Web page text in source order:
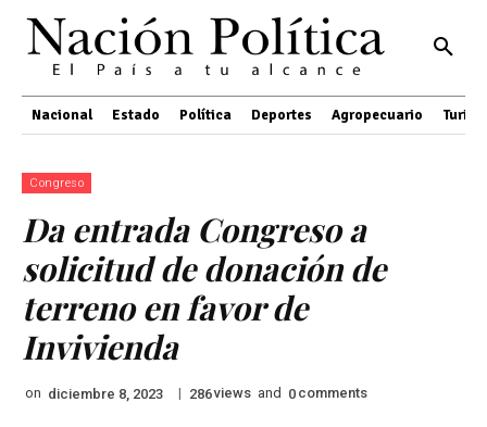
Nacional Estado Política Deportes Agropecuario
Congreso
Da entrada Congreso a
solicitud de donación de
terreno en favor de
Invivienda
on diciembre 8, 2023 | 286views and 0 comments